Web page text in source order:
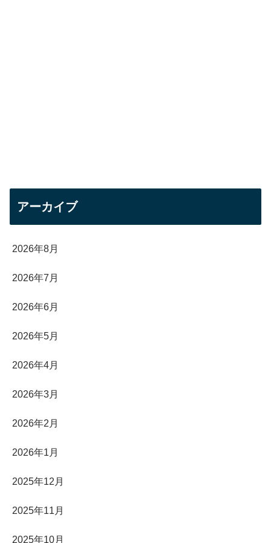
アーカイブ
2026年8月
2026年7月
2026年6月
2026年5月
2026年4月
2026年3月
2026年2月
2026年1月
2025年12月
2025年11月
2025年10月